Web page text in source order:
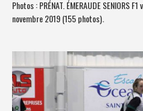
Photos : PRÉNAT. ÉMERAUDE SENIORS
novembre 2019 (155 photos).